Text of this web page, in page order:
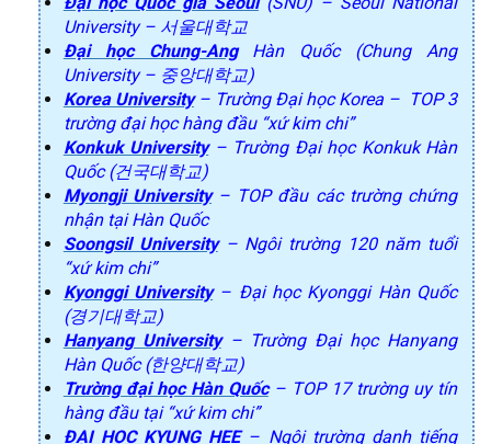
University – 서울대학교
Đại học Chung-AngHàn Quốc (Chung Ang
University – 중앙대학교)
Korea University– Trường Đại học Korea – TOP 3
trường đại học hàng đầu “xứ kim chi”
Konkuk University– Trường Đại học Konkuk Hàn
Quốc (건국대학교)
Myongji University– TOP đầu các trường chứng
nhận tại Hàn Quốc
Soongsil University– Ngôi trường 120 năm tuổi
“xứ kim chi”
Kyonggi University– Đại học Kyonggi Hàn Quốc
(경기대학교)
Hanyang University– Trường Đại học Hanyang
Hàn Quốc (한양대학교)
Trường đại học Hàn Quốc– TOP 17 trường uy tín
hàng đầu tại “xứ kim chi”
ĐẠI HỌC KYUNG HEE– Ngôi trường danh tiếng